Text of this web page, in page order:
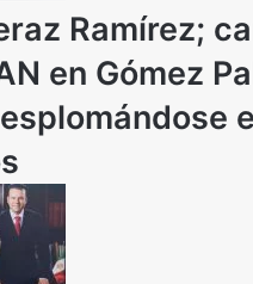
Ramírez;
en Gómez